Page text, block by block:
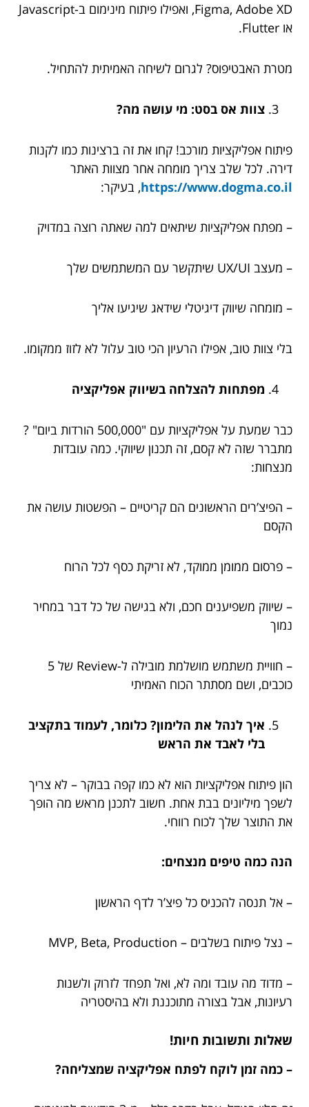
Figma, Adobe XD, ואפילו פיתוח מינימום ב-Javascript
או Flutter.
מטרת האבטיפוס? לגרום לשיחה האמיתית להתחיל.
צוות אס בסט: מי עושה מה?
פיתוח אפליקציות מורכב! קחו את זה ברצינות כמו לקנות
דירה. לכל שלב צריך מומחה אחר מצוות האתר
https://www.dogma.co.il, בעיקר:
– מפתח אפליקציות שיתאים למה שאתה רוצה במדויק
– מעצב UX/UI שיתקשר עם המשתמשים שלך
– מומחה שיווק דיגיטלי שידאג שיגיעו אליך
בלי צוות טוב, אפילו הרעיון הכי טוב עלול לא לזוז ממקומו.
מפתחות להצלחה בשיווק אפליקציה
כבר שמעת על אפליקציות עם "500,000 הורדות ביום" ?
מתברר שזה לא קסם, זה תכנון שיווקי. כמה עובדות
מנצחות:
– הפיצ’רים הראשונים הם קריטיים – הפשטות עושה את
הקסם
– פרסום ממומן ממוקד, לא זריקת כסף לכל הרוח
– שיווק משפיענים חכם, ולא בגישה של כל דבר במחיר
נמוך
– חוויית משתמש מושלמת מובילה ל-Review של 5
כוכבים, ושם מסתתר הכוח האמיתי
איך לנהל את הלימון? כלומר, לעמוד בתקציב
בלי לאבד את הראש
הון פיתוח אפליקציות הוא לא כמו קפה בבוקר – לא צריך
לשפך מיליונים בבת אחת. חשוב לתכנן מראש מה הופך
את התוצר שלך לכוח רווחי.
הנה כמה טיפים מנצחים:
– אל תנסה להכניס כל פיצ’ר לדף הראשון
– נצל פיתוח בשלבים – MVP, Beta, Production
– מדוד מה עובד ומה לא, ואל תפחד לזרוק ולשנות
רעיונות, אבל בצורה מתוכננת ולא בהיסטריה
שאלות ותשובות חיות!
– כמה זמן לוקח לפתח אפליקציה שמצליחה?